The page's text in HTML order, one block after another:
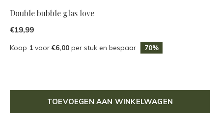
Double bubble glas love
€19,99
Koop 1 voor€6,00 per stuk en bespaar 70%
TOEVOEGEN AAN WINKELWAGEN